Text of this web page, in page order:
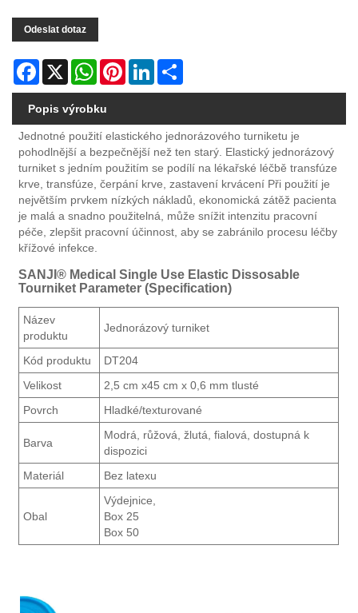
Odeslat dotaz
Facebook
X WhatsAppPinterestLinkedIn
Popis výrobku
Jednotné použití elastického jednorázového turniketu je
pohodlnější a bezpečnější než ten starý. Elastický jednorázový
turniket s jedním použitím se podílí na lékařské léčbě transfúze
krve, transfúze, čerpání krve, zastavení krvácení Při použití je
největším prvkem nízkých nákladů, ekonomická zátěž pacienta
je malá a snadno použitelná, může snížit intenzitu pracovní
péče, zlepšit pracovní účinnost, aby se zabránilo procesu léčby
křížové infekce.
SANJI® Medical Single Use Elastic Dissosable
Tourniket Parameter (Specification)
Název
produktu
Jednorázový turniket
Kód produktu
DT204
Velikost
2,5 cm x45 cm x 0,6 mm tlusté
Povrch
Hladké/texturované
Barva
Modrá, růžová, žlutá, fialová, dostupná k
dispozici
Materiál
Bez latexu
Obal
Výdejnice,
Box 25
Box 50